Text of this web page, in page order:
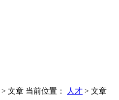
> 文章 当前位置： 人才 > 文章